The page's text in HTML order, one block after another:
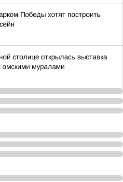
Победы хотят построить
столице открылась выставка
омскими муралами